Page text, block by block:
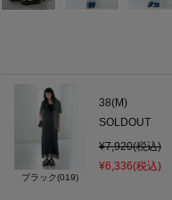
ブラック(019)
38(M)
SOLDOUT
¥7,920(税込)
¥6,336(税込)